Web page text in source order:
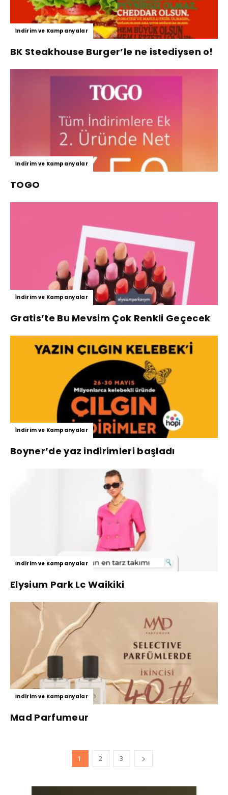
İndirim ve Kampanyalar
BK Steakhouse Burger’le ne istediysen o!
İndirim ve Kampanyalar
TOGO
İndirim ve Kampanyalar
Gratis’te Bu Mevsim Çok Renkli Geçecek
İndirim ve Kampanyalar
Boyner’de yaz indirimleri başladı
İndirim ve Kampanyalar
Elysium Park Lc Waikiki
İndirim ve Kampanyalar
Mad Parfumeur
1 2 3